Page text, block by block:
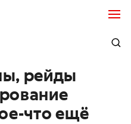
рейды
что ещё